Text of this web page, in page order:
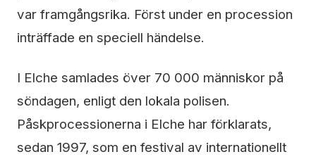
var framgångsrika. Först under en procession
inträffade en speciell händelse.
I Elche samlades över 70 000 människor på
söndagen, enligt den lokala polisen.
Påskprocessionerna i Elche har förklarats,
sedan 1997, som en festival av internationellt